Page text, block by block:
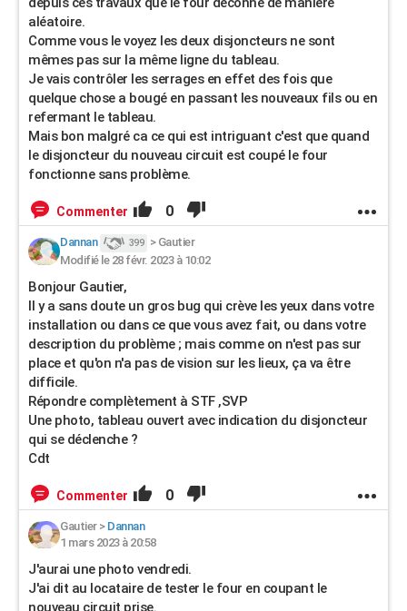
aléatoire.
Comme vous le voyez les deux disjoncteurs ne sont
mêmes pas sur la même ligne du tableau.
Je vais contrôler les serrages en effet des fois que
quelque chose a bougé en passant les nouveaux fils ou en
refermant le tableau.
Mais bon malgré ca ce qui est intriguant c'est que quand
le disjoncteur du nouveau circuit est coupé le four
fonctionne sans problème.
Commenter 0
Dannan 399 > Gautier
Modifié le 28 févr. 2023 à 10:02
Bonjour Gautier,
Il y a sans doute un gros bug qui crève les yeux dans votre
installation ou dans ce que vous avez fait, ou dans votre
description du problème ; mais comme on n'est pas sur
place et qu'on n'a pas de vision sur les lieux, ça va être
difficile.
Répondre complètement à STF ,SVP
Une photo, tableau ouvert avec indication du disjoncteur
qui se déclenche ?
Cdt
Commenter 0
Gautier> Dannan
1 mars 2023 à 20:58
J'aurai une photo vendredi.
J'ai dit au locataire de tester le four en coupant le
nouveau circuit prise.